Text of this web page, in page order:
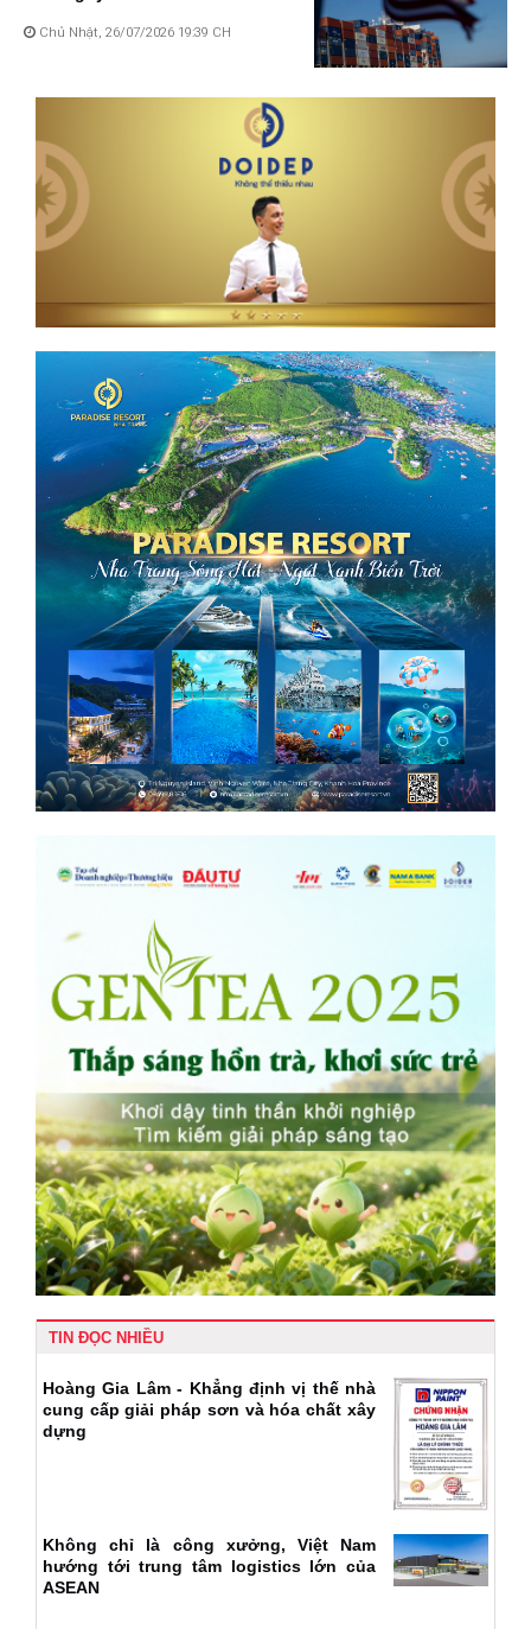
Chủ Nhật, 26/07/2026 19:39 CH
TIN ĐỌC NHIỀU
Hoàng Gia Lâm - Khẳng định vị thế nhà
cung cấp giải pháp sơn và hóa chất xây
dựng
Không chỉ là công xưởng, Việt Nam
hướng tới trung tâm logistics lớn của
ASEAN